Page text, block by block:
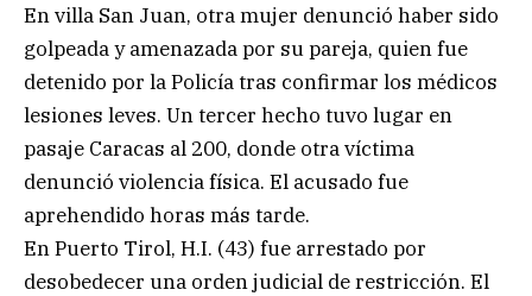
En villa San Juan, otra mujer denunció haber sido
golpeada y amenazada por su pareja, quien fue
detenido por la Policía tras confirmar los médicos
lesiones leves. Un tercer hecho tuvo lugar en
pasaje Caracas al 200, donde otra víctima
denunció violencia física. El acusado fue
aprehendido horas más tarde.
En Puerto Tirol, H.I. (43) fue arrestado por
desobedecer una orden judicial de restricción. El